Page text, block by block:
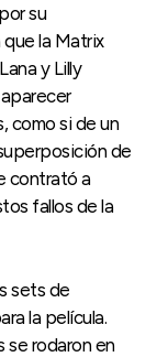
su
la Matrix
y Lilly
como si de un
de
contrató a
fallos de la
sets de
la película.
se rodaron en